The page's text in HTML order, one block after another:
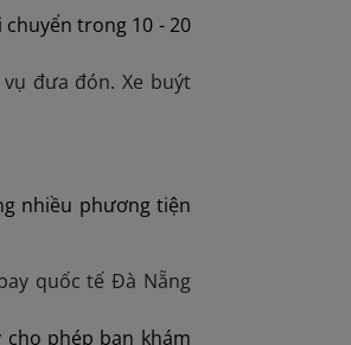
trong 10 - 20
đưa đón. Xe buýt
nhiều phương tiện
quốc tế Đà Nẵng
phép bạn khám